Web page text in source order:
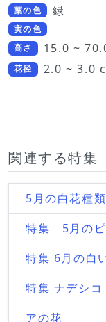
葉の色 緑
実の色
高さ
15.0 ~
花径 2.0 ~ 3.0
関連する特集
5月の白花種
特集 5月のピ
特集 6月の白
特集 ナデシ
アの花